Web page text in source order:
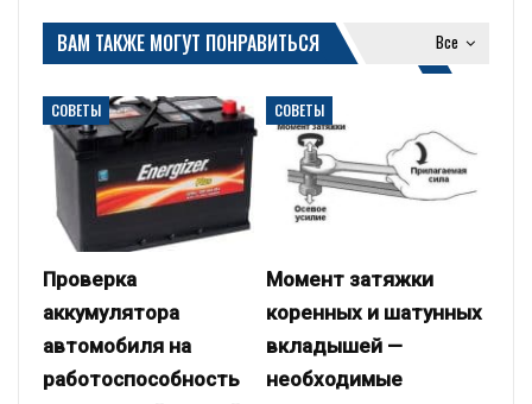
Все
ВАМ ТАКЖЕ МОГУТ ПОНРАВИТЬСЯ
СОВЕТЫ
Проверка
аккумулятора
автомобиля на
работоспособность
СОВЕТЫ
Момент затяжки
коренных и шатунных
вкладышей —
необходимые